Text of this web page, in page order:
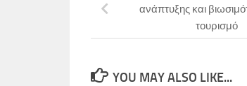
ανάπτυξης και
τουρισμό
YOU MAY ALSO LIKE...